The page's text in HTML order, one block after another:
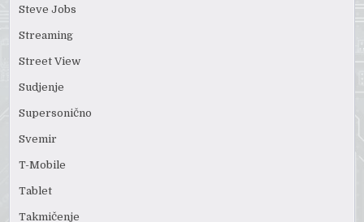
Steve Jobs
Streaming
Street View
Sudjenje
Supersonično
Svemir
T-Mobile
Tablet
Takmičenje